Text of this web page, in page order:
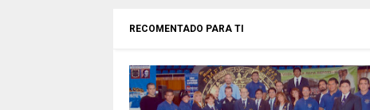
RECOMENTADO PARA TI